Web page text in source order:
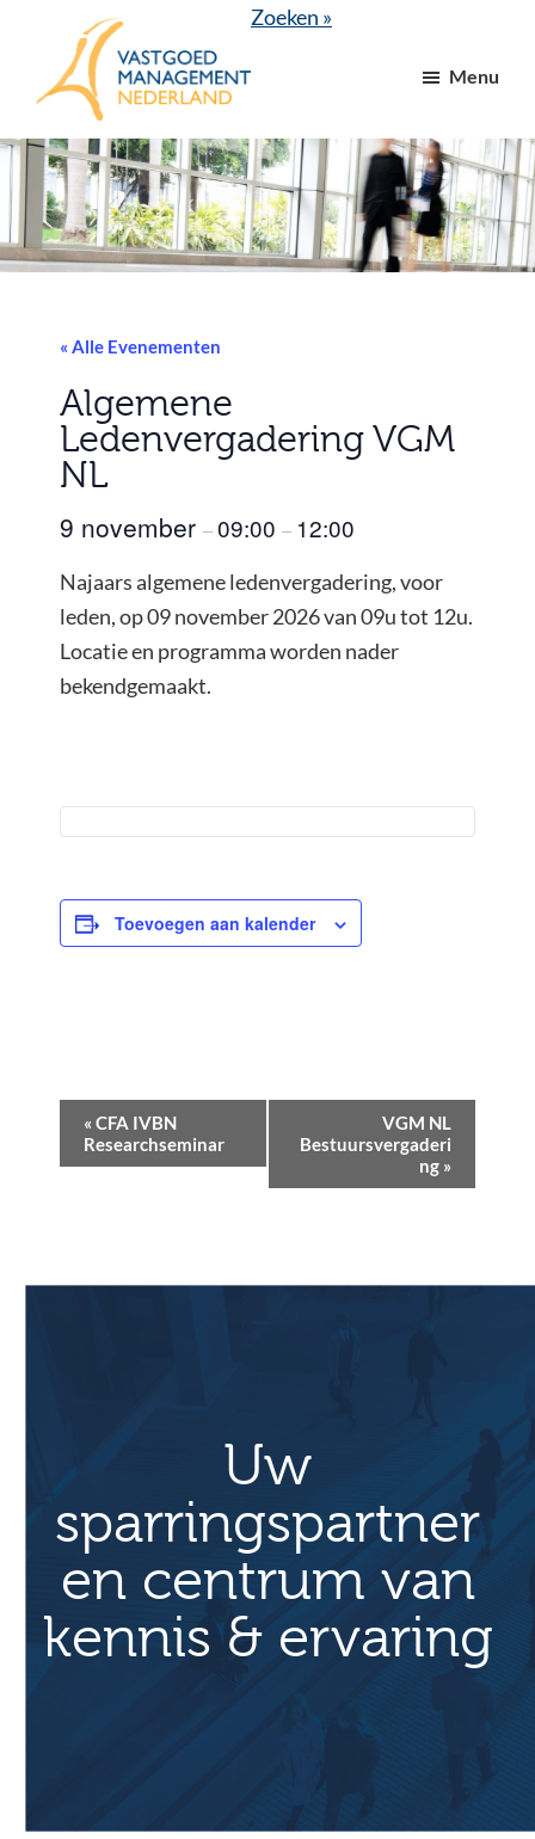
inhoud
VGM
NL
dé
branchevereniging
voor
vastgoed-
en
managers
Zoeken »
Menu
« Alle Evenementen
Algemene
Ledenvergadering VGM
NL
9 november –09:00 – 12:00
Najaars algemene ledenvergadering, voor
leden, op 09 november 2026 van 09u tot 12u.
Locatie en programma worden nader
bekendgemaakt.
Toevoegen aan kalender
m
i
g
a
i
« CFA IVBN
Researchseminar
VGM NL
Bestuursvergaderi
ng »
Uw
sparringspartner
en centrum van
kennis & ervaring